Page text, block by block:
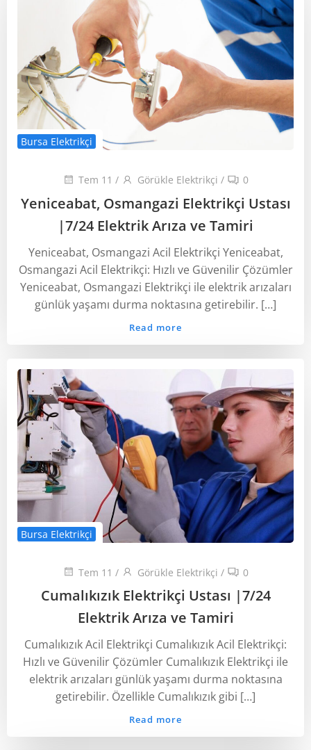
Bursa Elektrikçi
Tem 11 / Görükle Elektrikçi / 0
Yeniceabat, Osmangazi Elektrikçi Ustası
‎|7/24 Elektrik Arıza ve Tamiri
Yeniceabat, Osmangazi Acil Elektrikçi Yeniceabat,
Osmangazi Acil Elektrikçi: Hızlı ve Güvenilir Çözümler
Yeniceabat, Osmangazi Elektrikçi ile elektrik arızaları
günlük yaşamı durma noktasına getirebilir. […]
Read more
Bursa Elektrikçi
Tem 11 / Görükle Elektrikçi / 0
Cumalıkızık Elektrikçi Ustası ‎|7/24
Elektrik Arıza ve Tamiri
Cumalıkızık Acil Elektrikçi Cumalıkızık Acil Elektrikçi:
Hızlı ve Güvenilir Çözümler Cumalıkızık Elektrikçi ile
elektrik arızaları günlük yaşamı durma noktasına
getirebilir. Özellikle Cumalıkızık gibi […]
Read more